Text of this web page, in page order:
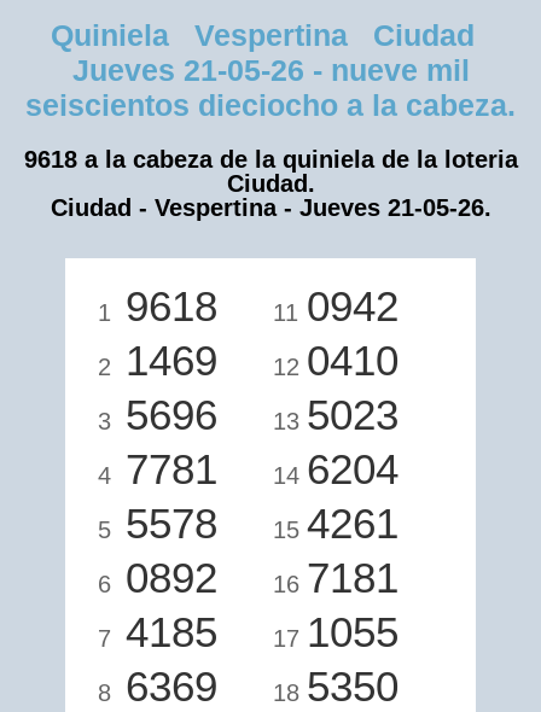
Quiniela Vespertina Ciudad
Jueves 21-05-26 - nueve mil
seiscientos dieciocho a la cabeza.
9618 a la cabeza de la quiniela de la loteria
Ciudad.
Ciudad - Vespertina - Jueves 21-05-26.
1 9618
2 1469
3 5696
4 7781
5 5578
6 0892
7 4185
8 6369
11 0942
12 0410
13 5023
14 6204
15 4261
16 7181
17 1055
18 5350